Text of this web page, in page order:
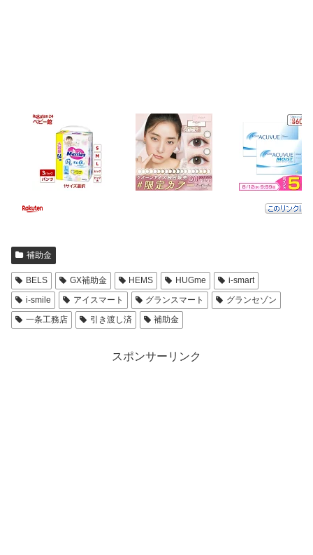
補助金
BELS GX補助金 HEMS HUGme
i-smart
i-smile
アイスマート グランスマート
グランセゾン
一条工務店
引き渡し済 補助金
スポンサーリンク